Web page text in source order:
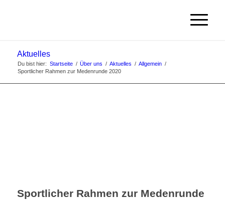
Aktuelles
Du bist hier: Startseite / Über uns / Aktuelles / Allgemein /
Sportlicher Rahmen zur Medenrunde 2020
Sportlicher Rahmen zur Medenrunde